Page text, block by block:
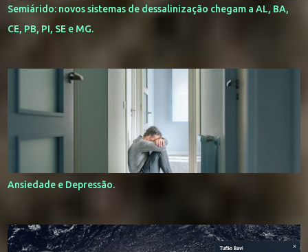
Semiárido: novos sistemas de dessalinização chegam a AL, BA,
CE, PB, PI, SE e MG.
Ansiedade e Depressão.